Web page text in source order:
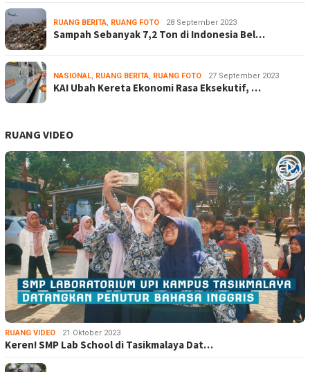
RUANG BERITA, RUANG FOTO 28 September 2023
Sampah Sebanyak 7,2 Ton di Indonesia Bel…
NASIONAL, RUANG BERITA, RUANG FOTO 27 September 2023
KAI Ubah Kereta Ekonomi Rasa Eksekutif, …
RUANG VIDEO
RUANG VIDEO 21 Oktober 2023
Keren! SMP Lab School di Tasikmalaya Dat…